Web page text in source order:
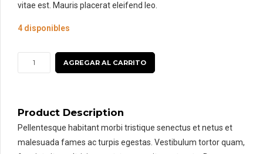
vitae est. Mauris placerat eleifend leo.
4 disponibles
Woo
Single
AGREGAR AL CARRITO
Product Description
Pellentesque habitant morbi tristique senectus et netus et
malesuada fames ac turpis egestas. Vestibulum tortor quam,